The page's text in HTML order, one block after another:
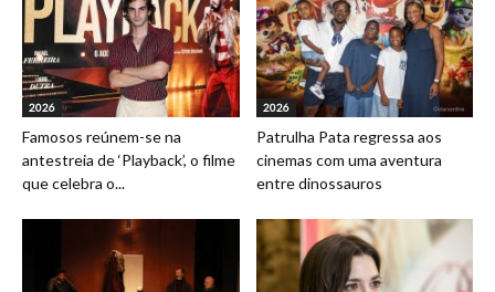
2026
Famosos reúnem-se na
antestreia de ‘Playback’, o filme
que celebra o...
2026
Patrulha Pata regressa aos
cinemas com uma aventura
entre dinossauros